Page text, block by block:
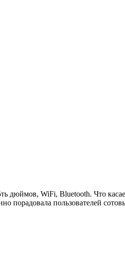
дюймов, WiFi, Bluetooth. Что
порадовала пользователей